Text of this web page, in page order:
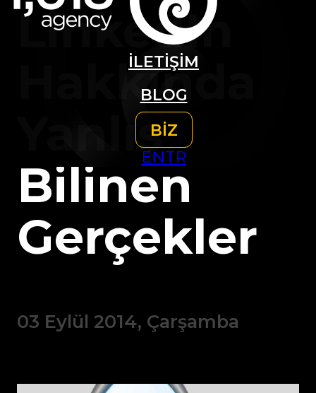
İLETİŞİM
BLOG
BİZ
ENTR
LinkedIn
Hakkında
Yanlış
Bilinen
Gerçekler
03 Eylül 2014, Çarşamba